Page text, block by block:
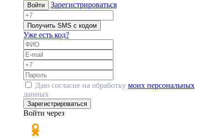
Войти Зарегистрироваться
Получить SMS с кодом
Уже есть код?
Даю согласие на обработку моих персональных
данных
Зарегистрироваться
Войти через